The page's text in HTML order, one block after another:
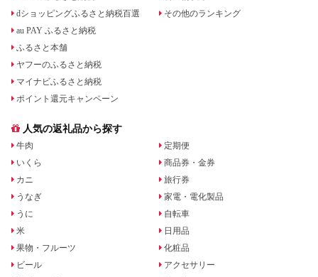
dショッピングふるさと納税百選
au PAY ふるさと納税
ふるさと本舗
ヤフーのふるさと納税
マイナビふるさと納税
ポイント還元キャンペーン
その他のランキング
人気の返礼品から探す
牛肉
いくら
カニ
うなぎ
うに
米
果物・フルーツ
ビール
定期便
商品券・金券
旅行券
家電・電化製品
自転車
日用品
化粧品
アクセサリー